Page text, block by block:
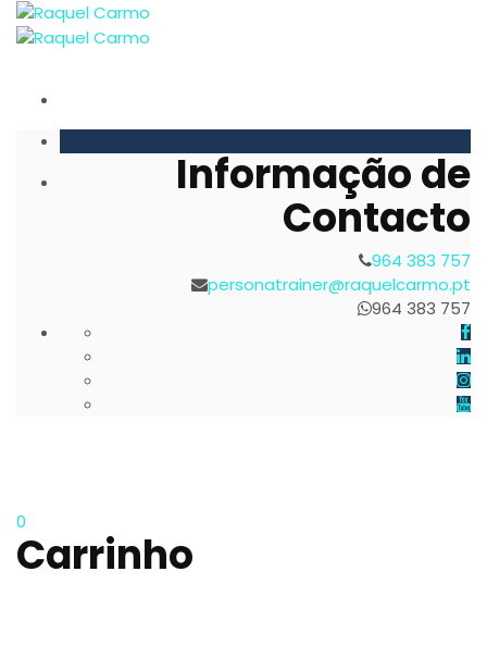
Informação de
Contacto
964 383 757
personatrainer@raquelcarmo.pt
964 383 757
0
Carrinho